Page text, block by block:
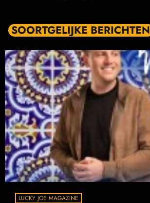
SOORTGELIJKE BERICHTEN
LUCKY JOE MAGAZINE